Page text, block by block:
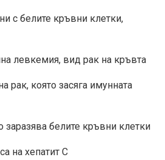
с белите кръвни клетки,
левкемия, вид рак на кръвта
която засяга имунната
заразява белите кръвни клетки
на хепатит С